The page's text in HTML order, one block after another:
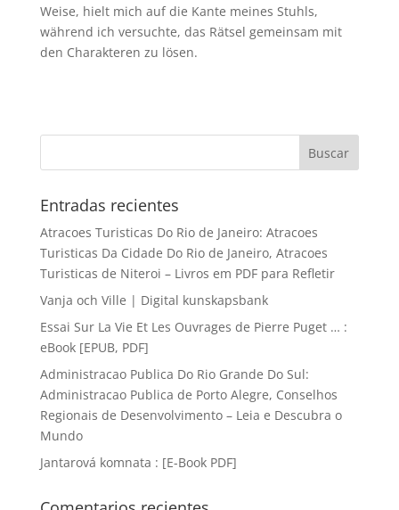
Weise, hielt mich auf die Kante meines Stuhls,
während ich versuchte, das Rätsel gemeinsam mit
den Charakteren zu lösen.
Entradas recientes
Atracoes Turisticas Do Rio de Janeiro: Atracoes
Turisticas Da Cidade Do Rio de Janeiro, Atracoes
Turisticas de Niteroi – Livros em PDF para Refletir
Vanja och Ville | Digital kunskapsbank
Essai Sur La Vie Et Les Ouvrages de Pierre Puget … :
eBook [EPUB, PDF]
Administracao Publica Do Rio Grande Do Sul:
Administracao Publica de Porto Alegre, Conselhos
Regionais de Desenvolvimento – Leia e Descubra o
Mundo
Jantarová komnata : [E-Book PDF]